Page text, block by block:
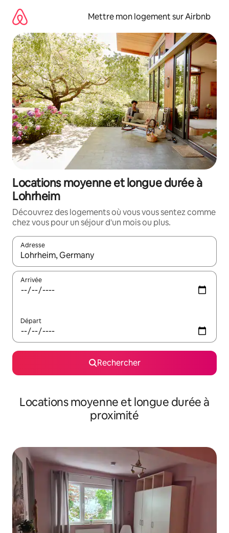
directement
contenu
Mettre mon logement sur Airbnb
Locations moyenne et longue durée à
Lohrheim
Découvrez des logements où vous vous sentez comme
chez vous pour un séjour d'un mois ou plus.
Adresse
Lorsque les résultats s'affichent, utilisez les flèches vers le
Arrivée
Départ
Rechercher
Locations moyenne et longue durée à
proximité